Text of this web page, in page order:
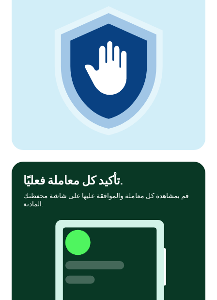
تأكيد كل معاملة فعليًا.
قم بمشاهدة كل معاملة والموافقة عليها على شاشة محفظتك